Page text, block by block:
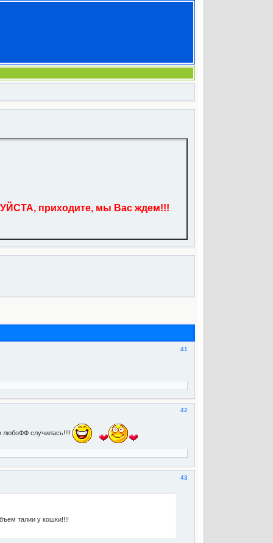
приходите, мы Вас ждем!!!
41
42
любоФФ случилась!!!!
43
талии у кошки!!!!